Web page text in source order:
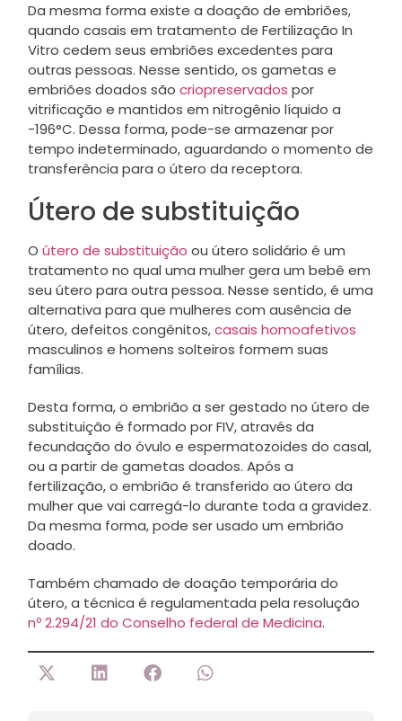
Da mesma forma existe a doação de embriões,
quando casais em tratamento de Fertilização In
Vitro cedem seus embriões excedentes para
outras pessoas. Nesse sentido, os gametas e
embriões doados são criopreservados por
vitrificação e mantidos em nitrogênio líquido a
-196°C. Dessa forma, pode-se armazenar por
tempo indeterminado, aguardando o momento de
transferência para o útero da receptora.
Útero de substituição
O útero de substituição ou útero solidário é um
tratamento no qual uma mulher gera um bebê em
seu útero para outra pessoa. Nesse sentido, é uma
alternativa para que mulheres com ausência de
útero, defeitos congênitos,casais homoafetivos
masculinos e homens solteiros formem suas
famílias.
Desta forma, o embrião a ser gestado no útero de
substituição é formado por FIV, através da
fecundação do óvulo e espermatozoides do casal,
ou a partir de gametas doados. Após a
fertilização, o embrião é transferido ao útero da
mulher que vai carregá-lo durante toda a gravidez.
Da mesma forma, pode ser usado um embrião
doado.
Também chamado de doação temporária do
útero, a técnica é regulamentada pela resolução
nº 2.294/21 do Conselho federal de Medicina.